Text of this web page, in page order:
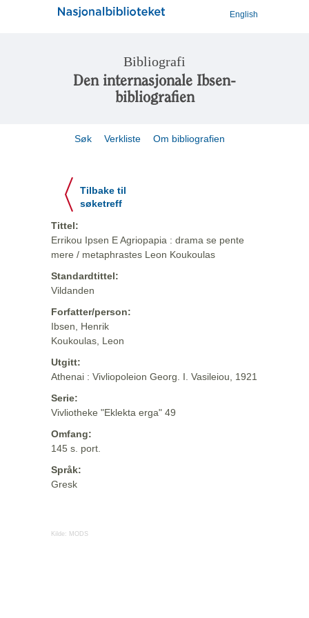
English
Bibliografi
Den internasjonale Ibsen-
bibliografien
Søk Verkliste Om bibliografien
Tilbake til
søketreff
Tittel:
Errikou Ipsen E Agriopapia : drama se pente
mere / metaphrastes Leon Koukoulas
Standardtittel:
Vildanden
Forfatter/person:
Ibsen, Henrik
Koukoulas, Leon
Utgitt:
Athenai : Vivliopoleion Georg. I. Vasileiou, 1921
Serie:
Vivliotheke "Eklekta erga" 49
Omfang:
145 s. port.
Språk:
Gresk
Kilde: MODS